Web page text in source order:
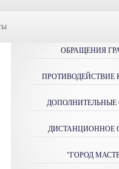
ОБРАЩЕНИЯ
ПРОТИВОДЕЙСТВИЕ
ДОПОЛНИТЕЛЬНЫЕ
ДИСТАНЦИОННОЕ
"ГОРОД